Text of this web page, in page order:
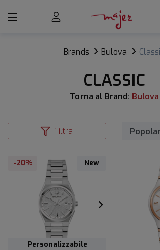
Brands Bulova
CLASSIC
Torna al Brand: Bulova
Filtra
-20%
Personalizzabile
New